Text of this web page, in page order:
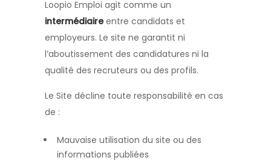
Loopio Emploi agit comme un
intermédiaireentre candidats et
employeurs. Le site ne garantit ni
l’aboutissement des candidatures ni la
qualité des recruteurs ou des profils.
Le Site décline toute responsabilité en cas
de :
Mauvaise utilisation du site ou des
informations publiées